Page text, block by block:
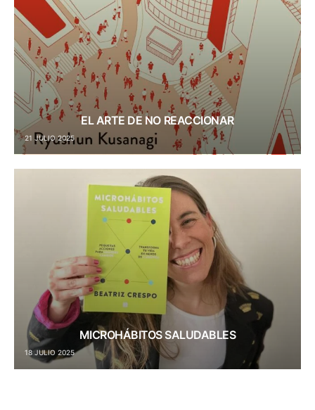
EL ARTE DE NO REACCIONAR
21 JULIO 2025
MICROHÁBITOS SALUDABLES
18 JULIO 2025